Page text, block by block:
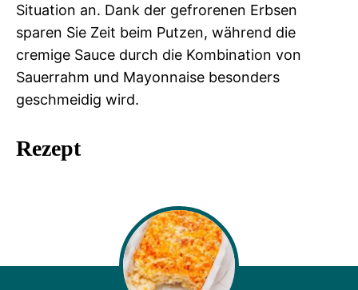
Situation an. Dank der gefrorenen Erbsen
sparen Sie Zeit beim Putzen, während die
cremige Sauce durch die Kombination von
Sauerrahm und Mayonnaise besonders
geschmeidig wird.
Rezept